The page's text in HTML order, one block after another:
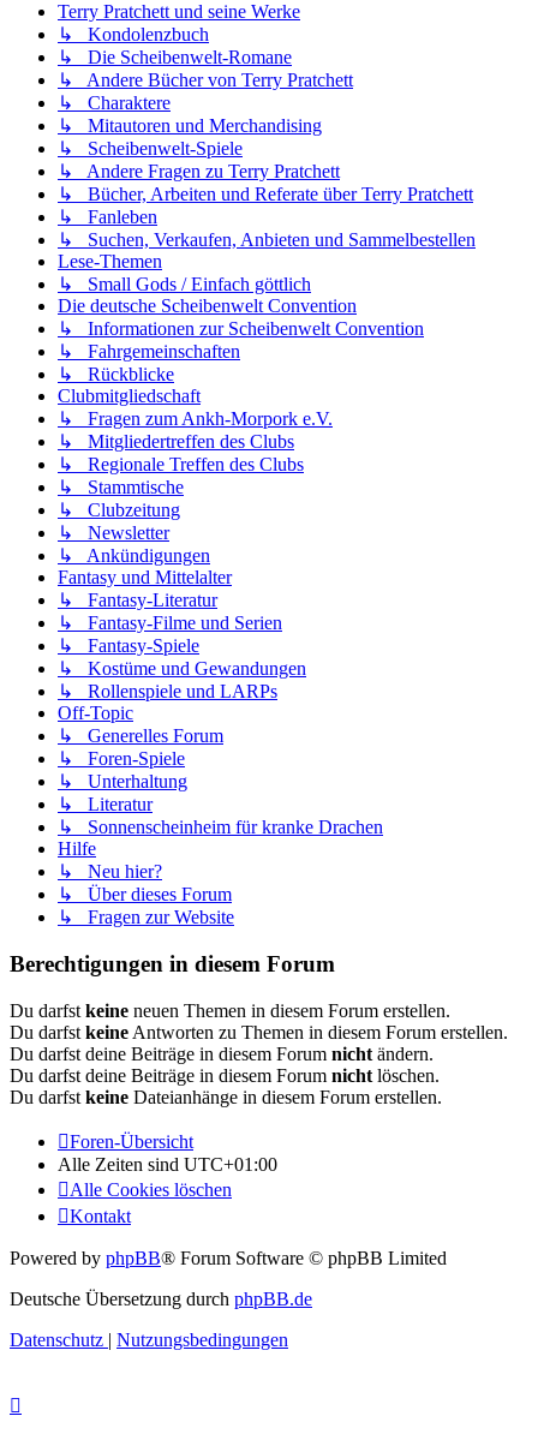
Terry Pratchett und seine Werke
↳ Kondolenzbuch
↳ Die Scheibenwelt-Romane
↳ Andere Bücher von Terry Pratchett
↳ Charaktere
↳ Mitautoren und Merchandising
↳ Scheibenwelt-Spiele
↳ Andere Fragen zu Terry Pratchett
↳ Bücher, Arbeiten und Referate über Terry Pratchett
↳ Fanleben
↳ Suchen, Verkaufen, Anbieten und Sammelbestellen
Lese-Themen
↳ Small Gods / Einfach göttlich
Die deutsche Scheibenwelt Convention
↳ Informationen zur Scheibenwelt Convention
↳ Fahrgemeinschaften
↳ Rückblicke
Clubmitgliedschaft
↳ Fragen zum Ankh-Morpork e.V.
↳ Mitgliedertreffen des Clubs
↳ Regionale Treffen des Clubs
↳ Stammtische
↳ Clubzeitung
↳ Newsletter
↳ Ankündigungen
Fantasy und Mittelalter
↳ Fantasy-Literatur
↳ Fantasy-Filme und Serien
↳ Fantasy-Spiele
↳ Kostüme und Gewandungen
↳ Rollenspiele und LARPs
Off-Topic
↳ Generelles Forum
↳ Foren-Spiele
↳ Unterhaltung
↳ Literatur
↳ Sonnenscheinheim für kranke Drachen
Hilfe
↳ Neu hier?
↳ Über dieses Forum
↳ Fragen zur Website
Berechtigungen in diesem Forum
Du darfst keine neuen Themen in diesem Forum erstellen.
Du darfst keine Antworten zu Themen in diesem Forum erstellen.
Du darfst deine Beiträge in diesem Forum nicht ändern.
Du darfst deine Beiträge in diesem Forum nicht löschen.
Du darfst keine Dateianhänge in diesem Forum erstellen.
Foren-Übersicht
Alle Zeiten sind UTC+01:00
Alle Cookies löschen
Kontakt
Powered by phpBB® Forum Software © phpBB Limited
Deutsche Übersetzung durch phpBB.de
Datenschutz | Nutzungsbedingungen